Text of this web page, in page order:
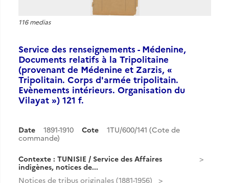
116 medias
Service des renseignements - Médenine,
Documents relatifs à la Tripolitaine
(provenant de Médenine et Zarzis, «
Tripolitain. Corps d'armée tripolitain.
Evènements intérieurs. Organisation du
Vilayat ») 121 f.
Date 1891-1910 Cote
1TU/600/141 (Cote de
commande)
Contexte : TUNISIE / Service des Affaires
indigènes, notices de...
Notices de tribus originales (1881-1956)